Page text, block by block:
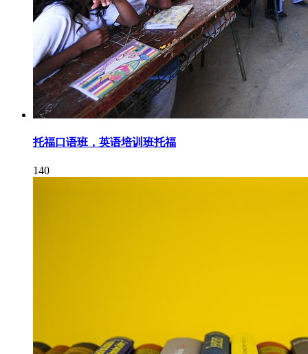
托福口语班，英语培训班托福
140